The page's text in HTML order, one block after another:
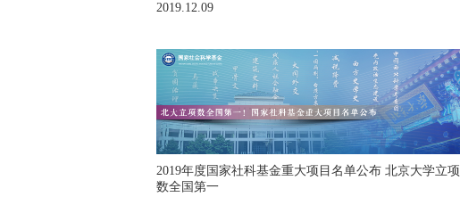
2019.12.09
2019年度国家社科基金重大项目名单公布 北京大学立项
数全国第一